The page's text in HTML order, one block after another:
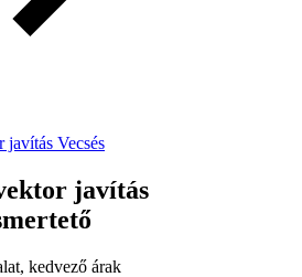
javítás Vecsés
javítás
kedvező árak